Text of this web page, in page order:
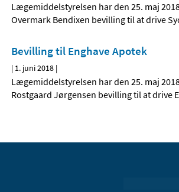
Lægemiddelstyrelsen har den 25. maj
Overmark Bendixen bevilling til at drive
Bevilling til Enghave Apotek
| 1. juni 2018 |
Lægemiddelstyrelsen har den 25. maj
Rostgaard Jørgensen bevilling til at drive